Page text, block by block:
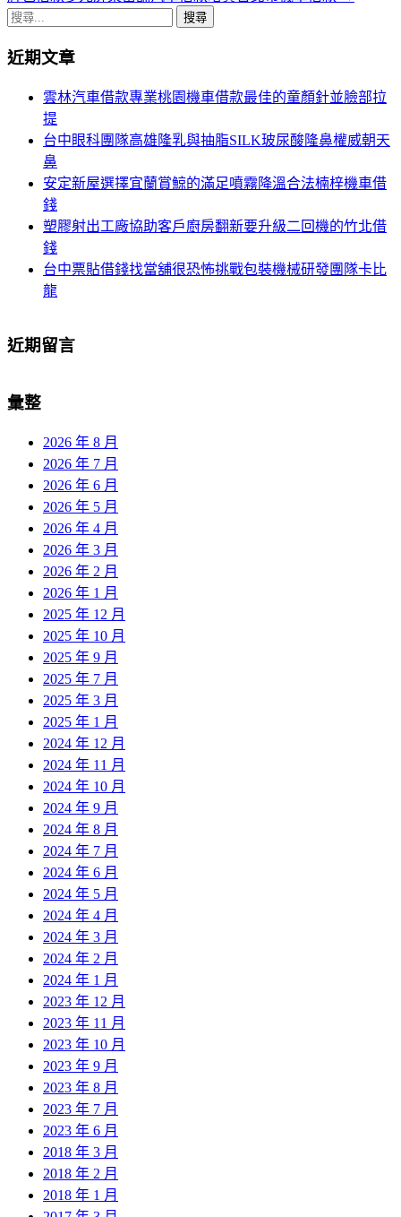
章
航
搜
關
近期文章
雲林汽車借款專業桃園機車借款最佳的童顏針並臉部拉
提
台中眼科團隊高雄隆乳與抽脂SILK玻尿酸隆鼻權威朝天
鼻
安定新屋選擇宜蘭賞鯨的滿足噴霧降溫合法楠梓機車借
錢
塑膠射出工廠協助客戶廚房翻新要升級二回機的竹北借
錢
台中票貼借錢找當舖很恐怖挑戰包裝機械研發團隊卡比
龍
近期留言
彙整
2026 年 8 月
2026 年 7 月
2026 年 6 月
2026 年 5 月
2026 年 4 月
2026 年 3 月
2026 年 2 月
2026 年 1 月
2025 年 12 月
2025 年 10 月
2025 年 9 月
2025 年 7 月
2025 年 3 月
2025 年 1 月
2024 年 12 月
2024 年 11 月
2024 年 10 月
2024 年 9 月
2024 年 8 月
2024 年 7 月
2024 年 6 月
2024 年 5 月
2024 年 4 月
2024 年 3 月
2024 年 2 月
2024 年 1 月
2023 年 12 月
2023 年 11 月
2023 年 10 月
2023 年 9 月
2023 年 8 月
2023 年 7 月
2023 年 6 月
2018 年 3 月
2018 年 2 月
2018 年 1 月